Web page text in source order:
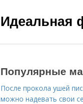
Идеальная
Популярные
После прокола ушей
можно надевать свои